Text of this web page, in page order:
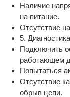
Наличие
на питание.
Отсутствие
5.
Подключить
работающем
Попытаться
Отсутствие
обрыв цепи.